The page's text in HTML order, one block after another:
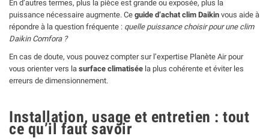
En d’autres termes, plus la pièce est grande ou exposée, plus la
puissance nécessaire augmente. Ce guide d’achat clim Daikin vous aide à
répondre à la question fréquente : quelle puissance choisir pour une clim
Daikin Comfora ?
En cas de doute, vous pouvez compter sur l’expertise Planète Air pour
vous orienter vers la surface climatisée la plus cohérente et éviter les
erreurs de dimensionnement.
Installation, usage et entretien : tout
ce qu’il faut savoir